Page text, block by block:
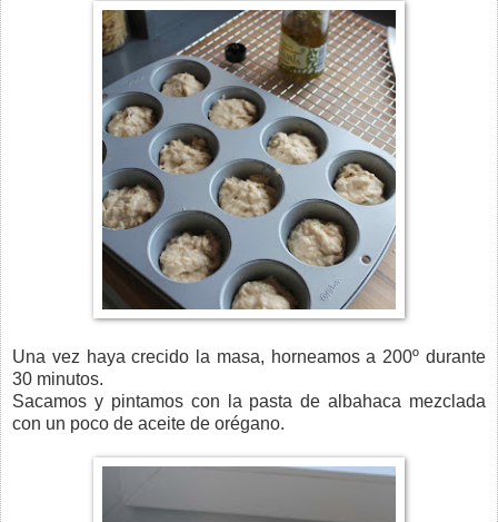
Una vez haya crecido la masa, horneamos a 200º durante
30 minutos.
Sacamos y pintamos con la pasta de albahaca mezclada
con un poco de aceite de orégano.